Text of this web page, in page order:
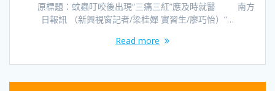
原標題：蚊蟲叮咬後出現“三痛三紅”應及時就醫 南方
日報訊 （新興視窗記者/梁桂嬋 實習生/廖巧怡）“…
Read more